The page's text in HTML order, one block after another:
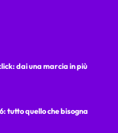
dai una marcia in più
tutto quello che bisogna